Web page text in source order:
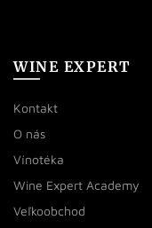
WINE EXPERT
Kontakt
O nás
Vínotéka
Wine Expert Academy
Veľkoobchod